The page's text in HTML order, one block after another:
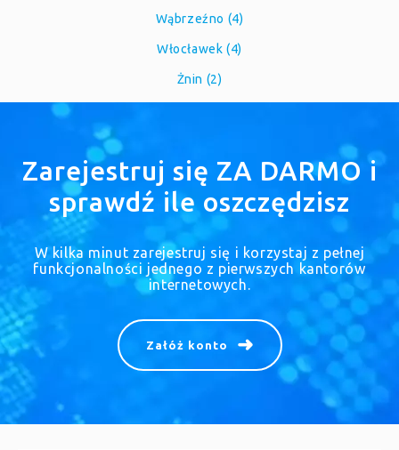
Wąbrzeźno (4)
Włocławek (4)
Żnin (2)
Zarejestruj się ZA DARMO i
sprawdź ile oszczędzisz
W kilka minut zarejestruj się i korzystaj z pełnej
funkcjonalności jednego z pierwszych kantorów
internetowych.
Załóż konto